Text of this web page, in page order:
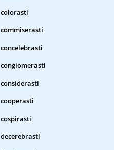
colorasti
commiserasti
concelebrasti
conglomerasti
considerasti
cooperasti
cospirasti
decerebrasti